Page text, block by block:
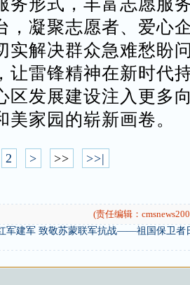
，凝聚志愿者、爱心
实解决群众急难愁盼
让雷锋精神在新时代
区发展建设注入更多
家园的崭新画卷。
2 > >> >>|
(责任编辑：
军建军 致敬苏蒙联军抗战——祖国保卫者